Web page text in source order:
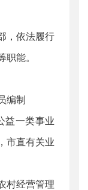
，依法履行
职能。
编制
益一类事业
市直有关业
村经营管理